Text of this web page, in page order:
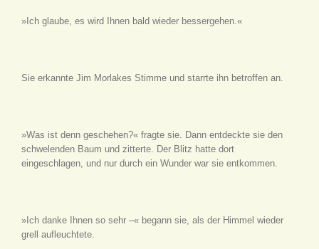
»Ich glaube, es wird Ihnen bald wieder bessergehen.«
Sie erkannte Jim Morlakes Stimme und starrte ihn betroffen an.
»Was ist denn geschehen?« fragte sie. Dann entdeckte sie den
schwelenden Baum und zitterte. Der Blitz hatte dort
eingeschlagen, und nur durch ein Wunder war sie entkommen.
»Ich danke Ihnen so sehr –« begann sie, als der Himmel wieder
grell aufleuchtete.